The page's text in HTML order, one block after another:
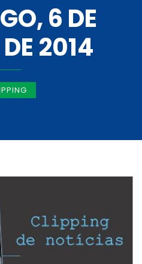
6 DE
2014